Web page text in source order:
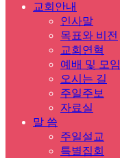
교회안내
인사말
목표와 비전
교회연혁
예배 및 모임
오시는 길
주일주보
자료실
말 씀
주일설교
특별집회